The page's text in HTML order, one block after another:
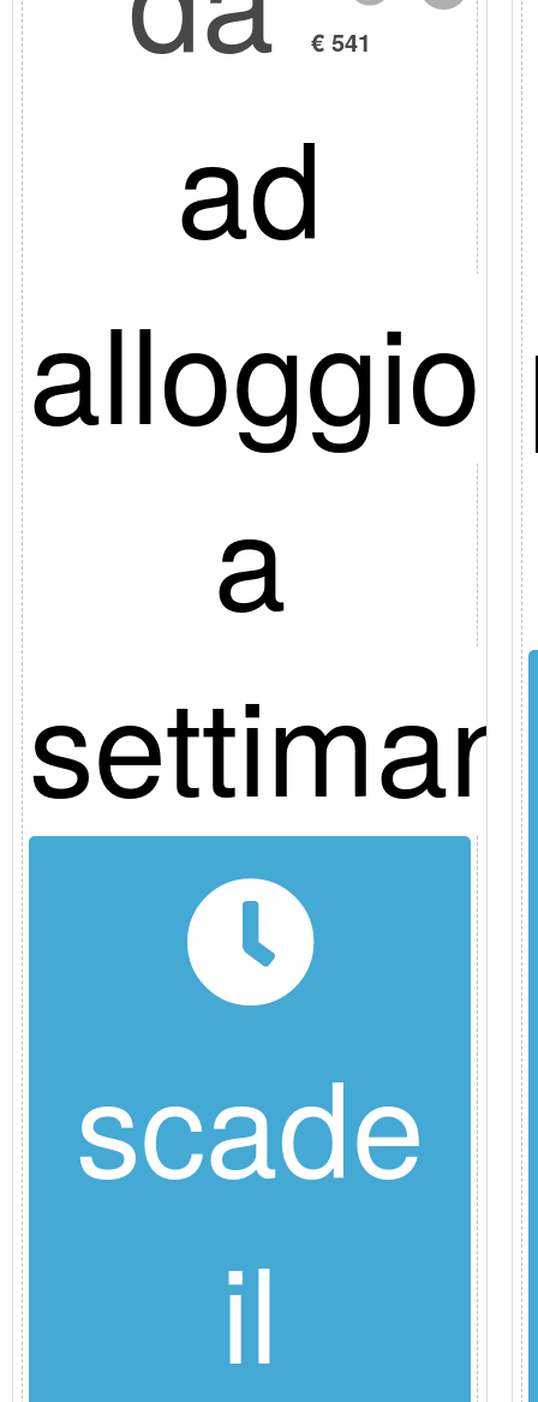
€ 541
ad
alloggio
a
scade
il